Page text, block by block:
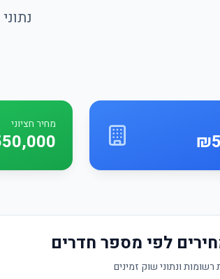
מחיר חציוני
לפי מספר חדרים
ונתוני שוק זמינים